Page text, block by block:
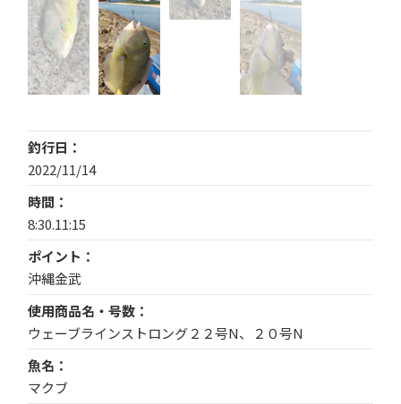
釣行日
2022/11/14
時間
8:30.11:15
ポイント
沖縄金武
使用商品名・号数
ウェーブラインストロング２２号N、２０号N
魚名
マクブ